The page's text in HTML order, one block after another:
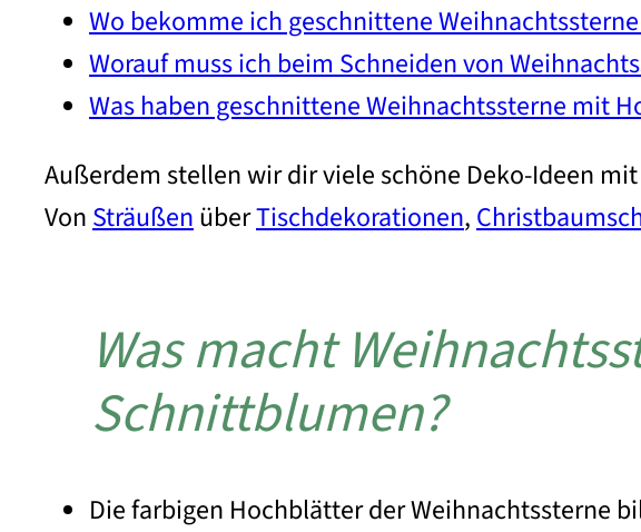
Wo bekomme ich geschnittene
Worauf muss ich beim Schneiden von
Was haben geschnittene Weihnachtssterne mit
Außerdem stellen wir dir viele schöne Deko-Ideen
Von Sträußen überTischdekorationen,
Was macht
Schnittblumen?
Die farbigen Hochblätter der Weihnachtssterne